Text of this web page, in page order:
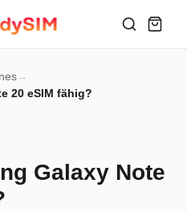
→
20 eSIM fähig?
Galaxy Note